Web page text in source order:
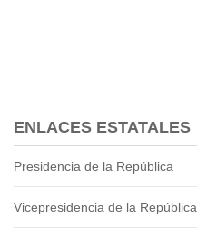
ENLACES ESTATALES
Presidencia de la República
Vicepresidencia de la República
2019
2018
2017
2014